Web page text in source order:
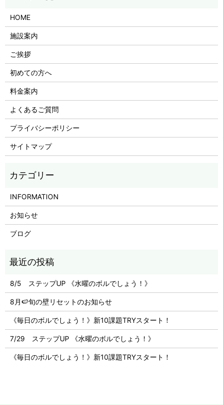
HOME
施設案内
ご挨拶
初めての方へ
料金案内
よくあるご質問
プライバシーポリシー
サイトマップ
INFORMATION
お知らせ
ブログ
8/5 ステップUP 《水曜のボルでしょう！》
8月🍉旬の壁リセットのお知らせ
《毎日のボルでしょう！》新10課題TRYスタート！
7/29 ステップUP 《水曜のボルでしょう！》
《毎日のボルでしょう！》新10課題TRYスタート！